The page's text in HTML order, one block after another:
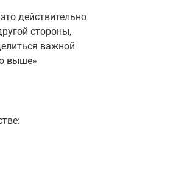
действительно
стороны,
важной
выше»